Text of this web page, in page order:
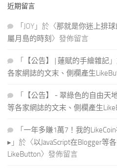
鍵
近期留言
「 JOY 」於〈那就是你迷上排
屬月島的時刻 〉發佈留言
「 【公告】 | 蓮賦的手繪雜記
各家網誌的文末、側欄產生
「 【公告】 - 翠綠色的自由天
等各家網誌的文末、側欄產生
「 一年多賺1萬7！我的
▸ 」於〈以JavaScript在Blogger等
LikeButton〉發佈留言